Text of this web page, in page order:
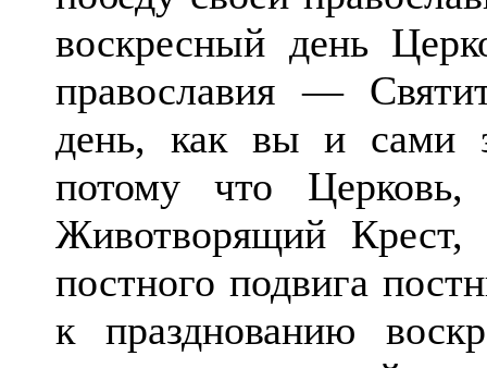
воскресный день
православия —
день, как вы и сами
потому что Церковь,
Животворящий Крест,
постного подвига
к празднованию